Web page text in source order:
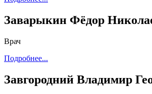
Заварыкин Фёдор
Врач
Подробнее...
Завгородний Владимир